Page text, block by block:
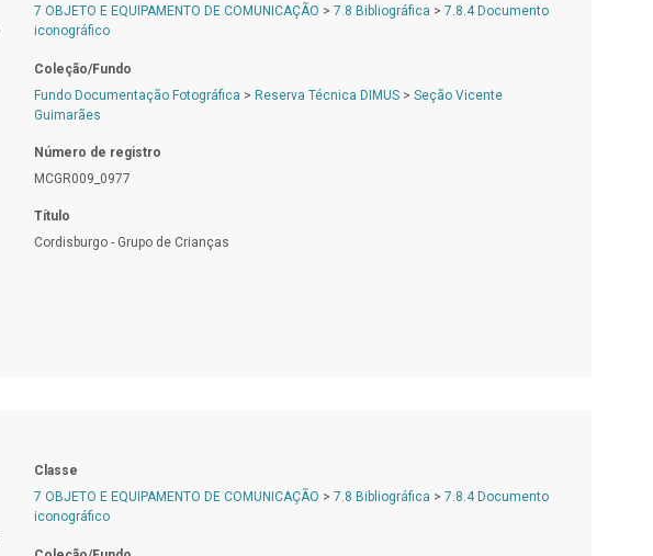
7 OBJETO E EQUIPAMENTO DE COMUNICAÇÃO > 7.8 Bibliográfica > 7.8.4 Documento
iconográfico
Coleção/Fundo
Fundo Documentação Fotográfica > Reserva Técnica DIMUS > Seção Vicente
Guimarães
Número de registro
MCGR009_0977
Título
Cordisburgo - Grupo de Crianças
Classe
7 OBJETO E EQUIPAMENTO DE COMUNICAÇÃO > 7.8 Bibliográfica > 7.8.4 Documento
iconográfico